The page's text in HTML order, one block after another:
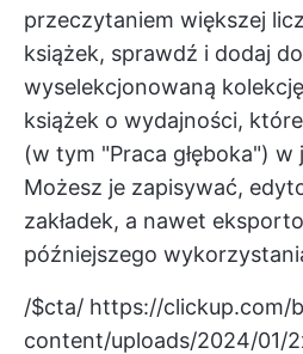
przeczytaniem większej
książek, sprawdź i dodaj
wyselekcjonowaną kolekcję
książek o wydajności,
(w tym "Praca głęboka") w
Możesz je zapisywać,
zakładek, a nawet
późniejszego
/$cta/ https://clickup.com/
content/uploads/2024/01/